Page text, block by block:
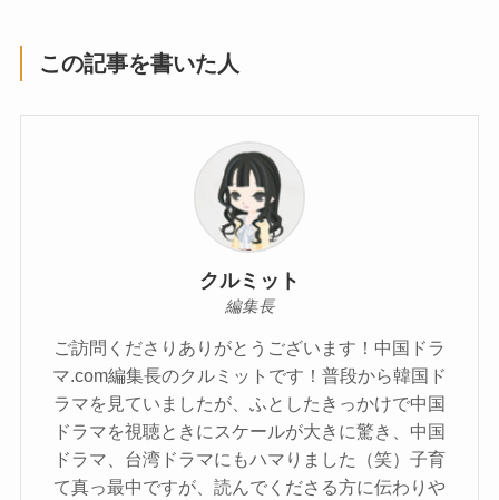
この記事を書いた人
クルミット
編集長
ご訪問くださりありがとうございます！中国ドラ
マ.com編集長のクルミットです！普段から韓国ド
ラマを見ていましたが、ふとしたきっかけで中国
ドラマを視聴ときにスケールが大きに驚き、中国
ドラマ、台湾ドラマにもハマりました（笑）子育
て真っ最中ですが、読んでくださる方に伝わりや